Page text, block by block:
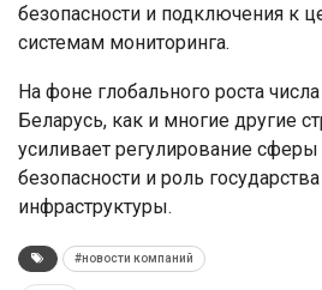
безопасности и подключения к
системам мониторинга.
На фоне глобального роста
Беларусь, как и многие другие
усиливает регулирование
безопасности и роль
инфраструктуры.
#новости компаний